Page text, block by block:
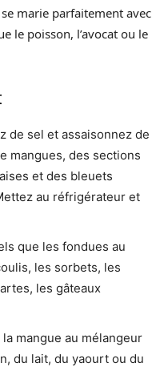
marie parfaitement avec
le poisson, l’avocat ou le
de sel et assaisonnez de
mangues, des sections
et des bleuets
au réfrigérateur et
que les fondues au
les sorbets, les
les gâteaux
mangue au mélangeur
du lait, du yaourt ou du